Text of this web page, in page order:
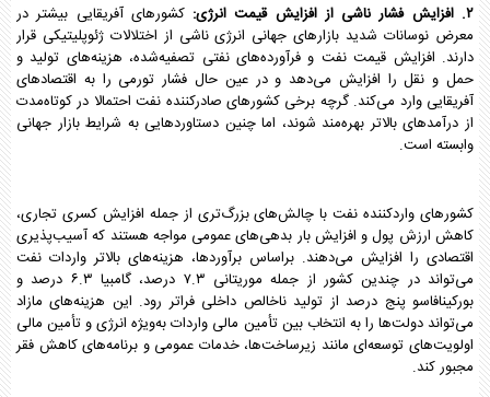
۲. افزایش فشار ناشی از افزایش قیمت انرژی:
کشورهای آفریقایی بیشتر در
معرض نوسانات شدید بازارهای جهانی انرژی ناشی از اختلالات ژئوپلیتیکی قرار
دارند. افزایش قیمت نفت و فرآورده‌های نفتی تصفیه‌شده، هزینه‌های تولید و
حمل و نقل را افزایش می‌دهد و در عین حال فشار تورمی را به اقتصادهای
آفریقایی وارد می‌کند. گرچه برخی کشورهای صادرکننده نفت احتمالا در کوتاه‌مدت
از درآمدهای بالاتر بهره‌مند شوند، اما چنین دستاوردهایی به شرایط بازار جهانی
وابسته است.
کشورهای واردکننده نفت با چالش‌های بزرگ‌تری از جمله افزایش کسری تجاری،
کاهش ارزش پول و افزایش بار بدهی‌های عمومی مواجه هستند که آسیب‌پذیری
اقتصادی را افزایش می‌دهند. براساس برآوردها، هزینه‌های بالاتر واردات نفت
می‌تواند در چندین کشور از جمله موریتانی ۷.۳ درصد، گامبیا ۶.۳ درصد و
بورکینافاسو پنج درصد از تولید ناخالص داخلی فراتر رود. این هزینه‌های مازاد
می‌تواند دولت‌ها را به انتخاب‌ بین تأمین مالی واردات به‌ویژه انرژی و تأمین مالی
اولویت‌های توسعه‌ای مانند زیرساخت‌ها، خدمات عمومی و برنامه‌های کاهش فقر
مجبور کند.